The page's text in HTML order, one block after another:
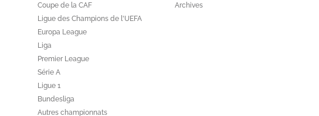
Coupe de la CAF
Ligue des Champions de l'UEFA
Europa League
Liga
Premier League
Série A
Ligue 1
Bundesliga
Autres championnats
Archives